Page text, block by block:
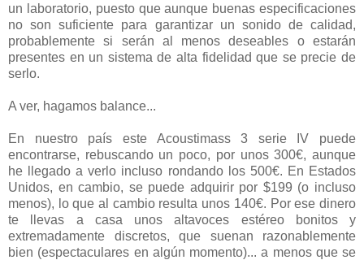
un laboratorio, puesto que aunque buenas especificaciones
no son suficiente para garantizar un sonido de calidad,
probablemente si serán al menos deseables o estarán
presentes en un sistema de alta fidelidad que se precie de
serlo.
A ver, hagamos balance...
En nuestro país este Acoustimass 3 serie IV puede
encontrarse, rebuscando un poco, por unos 300€, aunque
he llegado a verlo incluso rondando los 500€. En Estados
Unidos, en cambio, se puede adquirir por $199 (o incluso
menos), lo que al cambio resulta unos 140€. Por ese dinero
te llevas a casa unos altavoces estéreo bonitos y
extremadamente discretos, que suenan razonablemente
bien (espectaculares en algún momento)... a menos que se